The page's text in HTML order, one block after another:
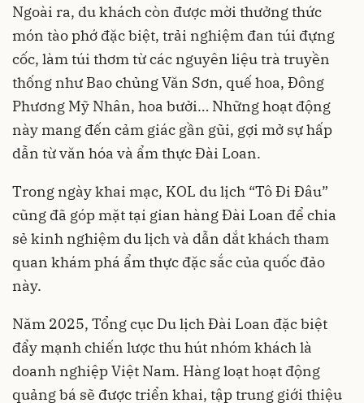
Ngoài ra, du khách còn được mời thưởng thức
món tào phớ đặc biệt, trải nghiệm đan túi đựng
cốc, làm túi thơm từ các nguyên liệu trà truyền
thống như Bao chủng Văn Sơn, quế hoa, Đông
Phương Mỹ Nhân, hoa bưởi… Những hoạt động
này mang đến cảm giác gần gũi, gợi mở sự hấp
dẫn từ văn hóa và ẩm thực Đài Loan.
Trong ngày khai mạc, KOL du lịch “Tô Đi Đâu”
cũng đã góp mặt tại gian hàng Đài Loan để chia
sẻ kinh nghiệm du lịch và dẫn dắt khách tham
quan khám phá ẩm thực đặc sắc của quốc đảo
này.
Năm 2025, Tổng cục Du lịch Đài Loan đặc biệt
đẩy mạnh chiến lược thu hút nhóm khách là
doanh nghiệp Việt Nam. Hàng loạt hoạt động
quảng bá sẽ được triển khai, tập trung giới thiệu